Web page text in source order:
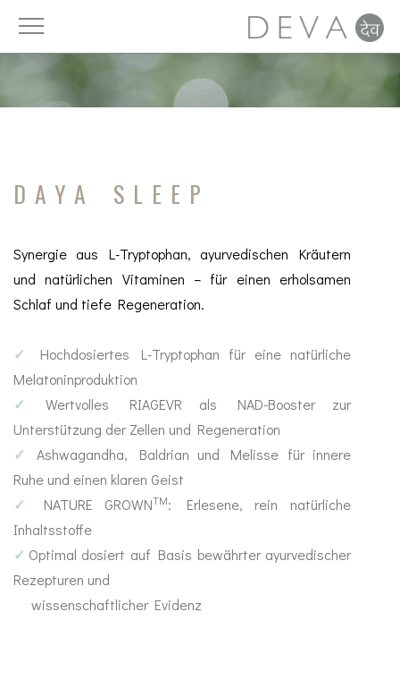
DAYA SLEEP
Synergie aus L-Tryptophan, ayurvedischen Kräutern
und natürlichen Vitaminen – für einen erholsamen
Schlaf und tiefe Regeneration.
✓
Hochdosiertes L-Tryptophan für eine natürliche
Melatoninproduktion
✓
Wertvolles RIAGEVR als NAD-Booster zur
Unterstützung der Zellen und Regeneration
✓
Ashwagandha, Baldrian und Melisse für innere
Ruhe und einen klaren Geist
✓
NATURE GROWNTM: Erlesene, rein natürliche
Inhaltsstoffe
✓ Optimal dosiert auf Basis bewährter ayurvedischer
Rezepturen und
wissenschaftlicher Evidenz
DAYAhealth
Spurenelemente
Nahrungsergänzung
Aminosäuren
Zellschutz
Pro- und Präbiotika
Abwehr stärken
Anti Stress
Ayurveda
Luft
Ernährung
Trinken
Zeit
Detox
Sinn